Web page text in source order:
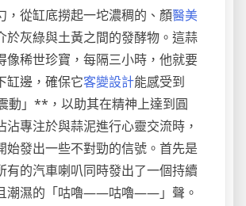
，從缸底撈起一坨濃稠的、顏醫美
於灰綠與土黃之間的發酵物。這蒜
像稀世珍寶，每隔三小時，他就要
缸邊，確保它客變設計能感受到
動」**，以助其在精神上達到圓
沾專注於與蒜泥進行心靈交流時，
始發出一些不對勁的信號。首先是
有的汽車喇叭同時發出了一個持續
潮濕的「咕嚕——咕嚕——」聲。